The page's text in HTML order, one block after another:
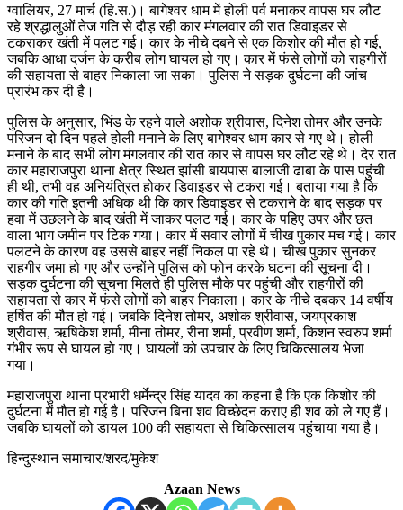
ग्वालियर, 27 मार्च (हि.स.)। बागेश्वर धाम में होली पर्व मनाकर वापस घर लौट
रहे श्रद्धालुओं तेज गति से दौड़ रही कार मंगलवार की रात डिवाइडर से
टकराकर खंती में पलट गई। कार के नीचे दबने से एक किशोर की मौत हो गई,
जबकि आधा दर्जन के करीब लोग घायल हो गए। कार में फंसे लोगों को राहगीरों
की सहायता से बाहर निकाला जा सका। पुलिस ने सड़क दुर्घटना की जांच
प्रारंभ कर दी है।
पुलिस के अनुसार, भिंड के रहने वाले अशोक श्रीवास, दिनेश तोमर और उनके
परिजन दो दिन पहले होली मनाने के लिए बागेश्वर धाम कार से गए थे। होली
मनाने के बाद सभी लोग मंगलवार की रात कार से वापस घर लौट रहे थे। देर रात
कार महाराजपुरा थाना क्षेत्र स्थित झांसी बायपास बालाजी ढाबा के पास पहुंची
ही थी, तभी वह अनियंत्रित होकर डिवाइडर से टकरा गई। बताया गया है कि
कार की गति इतनी अधिक थी कि कार डिवाइडर से टकराने के बाद सड़क पर
हवा में उछलने के बाद खंती में जाकर पलट गई। कार के पहिए उपर और छत
वाला भाग जमीन पर टिक गया। कार में सवार लोगों में चीख पुकार मच गई। कार
पलटने के कारण वह उससे बाहर नहीं निकल पा रहे थे। चीख पुकार सुनकर
राहगीर जमा हो गए और उन्होंने पुलिस को फोन करके घटना की सूचना दी।
सड़क दुर्घटना की सूचना मिलते ही पुलिस मौके पर पहुंची और राहगीरों की
सहायता से कार में फंसे लोगों को बाहर निकाला। कार के नीचे दबकर 14 वर्षीय
हर्षित की मौत हो गई। जबकि दिनेश तोमर, अशोक श्रीवास, जयप्रकाश
श्रीवास, ऋषिकेश शर्मा, मीना तोमर, रीना शर्मा, प्रवीण शर्मा, किशन स्वरुप शर्मा
गंभीर रूप से घायल हो गए। घायलों को उपचार के लिए चिकित्सालय भेजा
गया।
महाराजपुरा थाना प्रभारी धर्मेन्द्र सिंह यादव का कहना है कि एक किशोर की
दुर्घटना में मौत हो गई है। परिजन बिना शव विच्छेदन कराए ही शव को ले गए हैं।
जबकि घायलों को डायल 100 की सहायता से चिकित्सालय पहुंचाया गया है।
हिन्दुस्थान समाचार/शरद/मुकेश
Azaan News